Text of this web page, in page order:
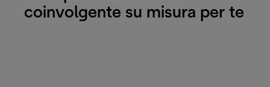
coinvolgente su misura per te